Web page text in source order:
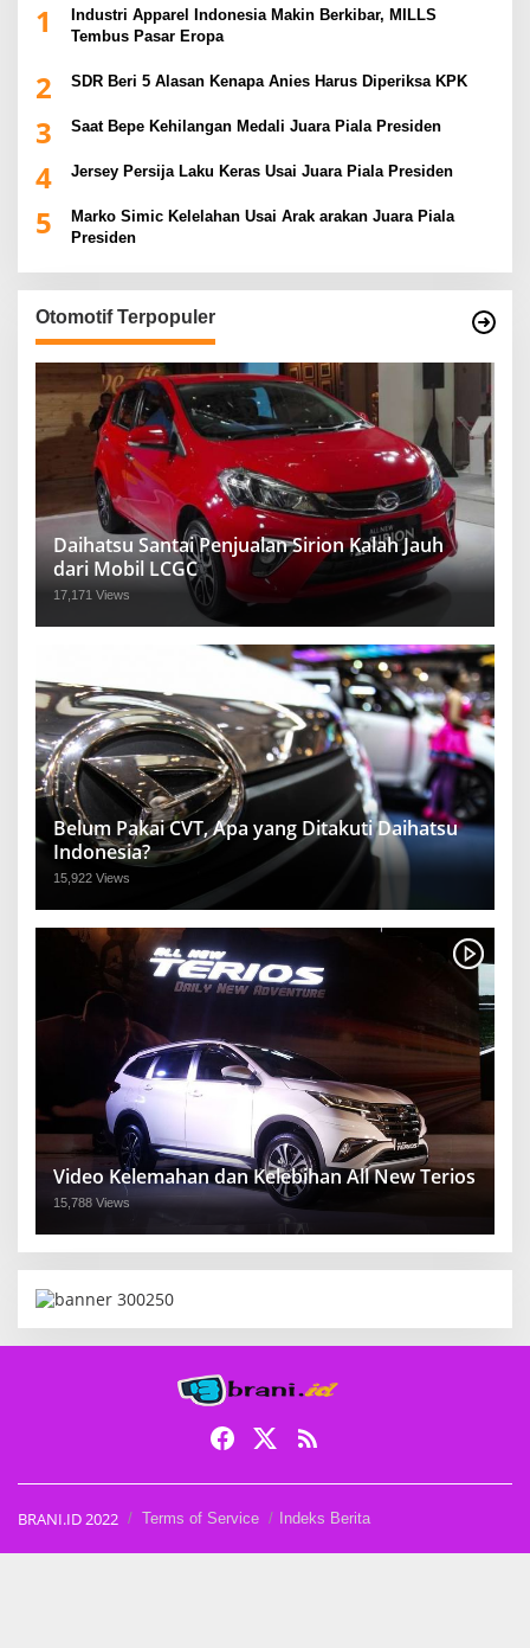
1
Industri Apparel Indonesia Makin Berkibar, MILLS
Tembus Pasar Eropa
2 SDR Beri 5 Alasan Kenapa Anies Harus Diperiksa KPK
3 Saat Bepe Kehilangan Medali Juara Piala Presiden
4 Jersey Persija Laku Keras Usai Juara Piala Presiden
5
Marko Simic Kelelahan Usai Arak arakan Juara Piala
Presiden
Otomotif Terpopuler
Daihatsu Santai Penjualan Sirion Kalah Jauh
dari Mobil LCGC
17,171 Views
Belum Pakai CVT, Apa yang Ditakuti Daihatsu
Indonesia?
15,922 Views
Video Kelemahan dan Kelebihan All New Terios
15,788 Views
BRANI.ID 2022 Terms of Service Indeks Berita